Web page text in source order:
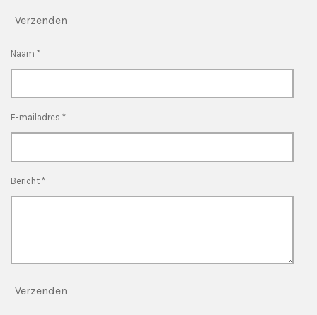
Verzenden
Naam *
E-mailadres *
Bericht *
Verzenden